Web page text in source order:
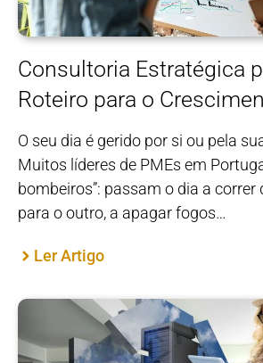
Consultoria Estratégica
Roteiro para o
O seu dia é gerido por si ou pela
Muitos líderes de PMEs em
bombeiros”: passam o dia a correr
para o outro, a apagar fogos…
Ler Artigo